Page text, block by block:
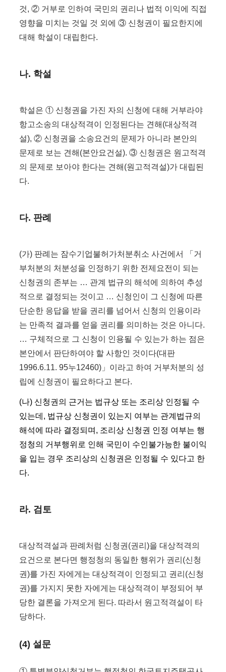
것, ② 거부로 인하여 국민의 권리나 법적 이익에 직접
영향을 미치는 것일 것 외에 ③ 신청권이 필요한지에
대해 학설이 대립한다.
나. 학설
학설은 ① 신청권을 가진 자의 신청에 대해 거부라야
항고소송의 대상적격이 인정된다는 견해(대상적격
설), ② 신청권을 소송요건의 문제가 아니라 본안의
문제로 보는 견해(본안요건설). ③ 신청권은 원고적격
의 문제로 보아야 한다는 견해(원고적격설)가 대립된
다.
다. 판례
(가) 판례는 잠수기업불허가처분취소 사건에서 「거
부처분의 처분성을 인정하기 위한 전제요전이 되는
신청권의 존부는 … 관계 법규의 해석에 의하여 추성
적으로 결정되는 것이고 … 신청인이 그 신청에 따른
단순한 응답을 받을 권리를 넘어서 신청의 인용이라
는 만족적 결과를 얻을 권리를 의미하는 것은 아니다.
… 구체적으로 그 신청이 인용될 수 있는가 하는 점은
본안에서 판단하여야 할 사항인 것이다(대판
1996.6.11. 95누12460)」이라고 하여 거부처분의 성
립에 신청권이 필요하다고 본다.
(나) 신청권의 근거는 법규상 또는 조리상 인정될 수
있는데, 법규상 신청권이 있는지 여부는 관계법규의
해석에 따라 결정되며, 조리상 신청권 인정 여부는 행
정청의 거부행위로 인해 국민이 수인불가능한 불이익
을 입는 경우 조리상의 신청권은 인정될 수 있다고 한
다.
라. 검토
대상적격설과 판례처럼 신청권(권리)을 대상적격의
요건으로 본다면 행정청의 동일한 행위가 권리(신청
권)를 가진 자에게는 대상적격이 인정되고 권리(신청
권)를 가지지 못한 자에게는 대상적격이 부정되어 부
당한 결론을 가져오게 된다. 따라서 원고적격설이 타
당하다.
(4) 설문